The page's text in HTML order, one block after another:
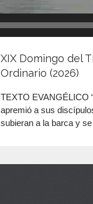
XIX Domingo del
Ordinario (2026)
TEXTO EVANGÉLICO
apremió a sus
subieran a la barca y